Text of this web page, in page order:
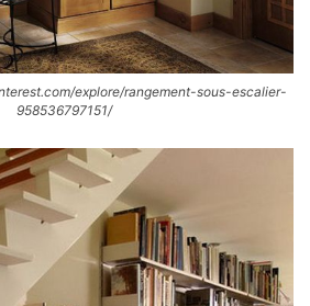
explore/rangement-sous-escalier-
958536797151/